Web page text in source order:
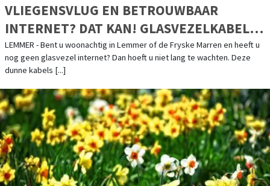
VLIEGENSVLUG EN BETROUWBAAR
INTERNET? DAT KAN! GLASVEZELKABEL
LIGT (BIJNA) VOOR UW DEUR
LEMMER - Bent u woonachtig in Lemmer of de Fryske Marren en heeft u
nog geen glasvezel internet? Dan hoeft u niet lang te wachten. Deze
dunne kabels [...]